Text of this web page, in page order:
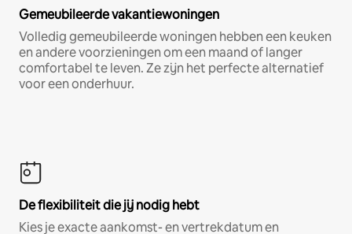
Gemeubileerde vakantiewoningen
Volledig gemeubileerde woningen hebben een keuken
en andere voorzieningen om een maand of langer
comfortabel te leven. Ze zijn het perfecte alternatief
voor een onderhuur.
De flexibiliteit die jij nodig hebt
Kies je exacte aankomst- en vertrekdatum en